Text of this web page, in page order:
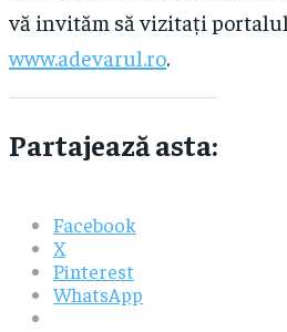
vă invităm să vizitați
www.adevarul.ro.
Partajează asta:
Facebook
X
Pinterest
WhatsApp